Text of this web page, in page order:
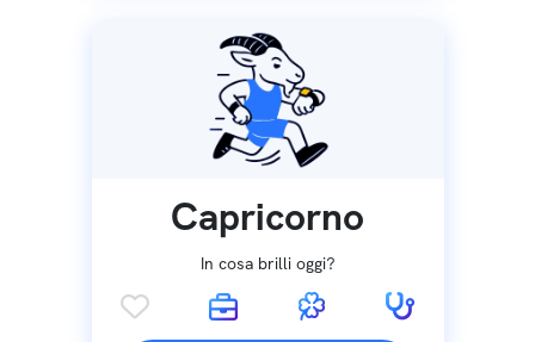
Capricorno
In cosa brilli oggi?